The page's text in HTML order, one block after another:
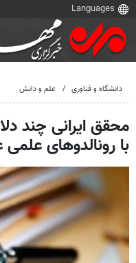
دانشگاه و فناوری علم و دانش
محقق ایرانی چند
با رونالدوهای